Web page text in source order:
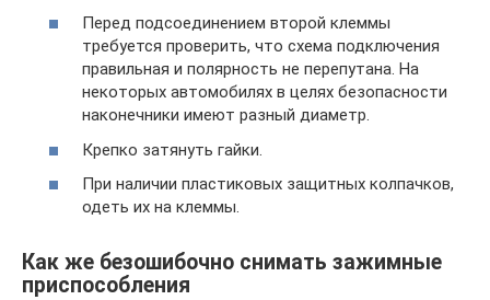
Перед подсоединением второй клеммы
требуется проверить, что схема подключения
правильная и полярность не перепутана. На
некоторых автомобилях в целях безопасности
наконечники имеют разный диаметр.
Крепко затянуть гайки.
При наличии пластиковых защитных колпачков,
одеть их на клеммы.
Как же безошибочно снимать зажимные
приспособления